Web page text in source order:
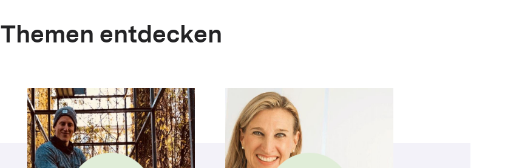
Themen entdecken